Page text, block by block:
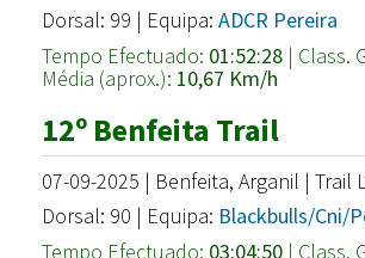
Dorsal: 99 | Equipa: ADCR Pereira
Tempo Efectuado: 01:52:28 | Class.
Média (aprox.): 10,67 Km/h
12º Benfeita Trail
07-09-2025 | Benfeita, Arganil | Trail
Dorsal: 90 | Equipa: Blackbulls/Cni/
Tempo Efectuado: 03:04:50 | Class.